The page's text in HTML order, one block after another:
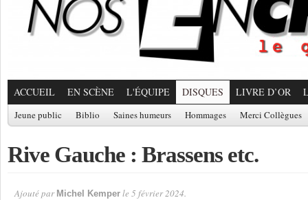
ACCUEIL EN SCÈNE L'ÉQUIPE DISQUES LIVRE D’OR
Jeune public Biblio Saines humeurs Hommages Merci Collègues
Rive Gauche : Brassens etc.
Ajouté par Michel Kemper le 5 février 2024.